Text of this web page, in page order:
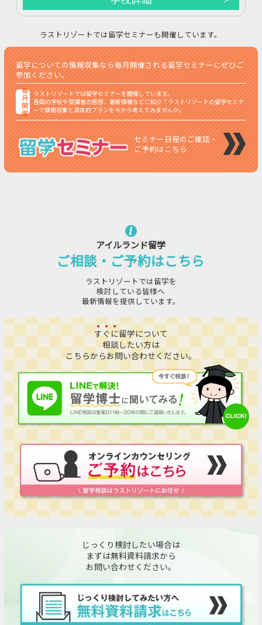
ラストリゾートでは留学セミナーも開催しています。
留学についての情報収集なら毎月開催される留学セミナーにぜひご
参加ください。
毎
月
開
催
ラストリゾートでは留学セミナーを開催しています。
各国の学校や受講者の感想、最新情報などご紹介！ラストリゾートの留学セミナ
ーで情報収集と具体的プランを今から考えてみませんか。
セミナー日程のご確認・
ご予約はこちら
アイルランド留学
ご相談・ご予約はこちら
ラストリゾートでは留学を
検討している皆様へ
最新情報を提供しています。
すぐに留学について
相談したい方は
こちらからお問い合わせください。
じっくり検討したい場合は
まずは無料資料請求から
お問い合わせください。